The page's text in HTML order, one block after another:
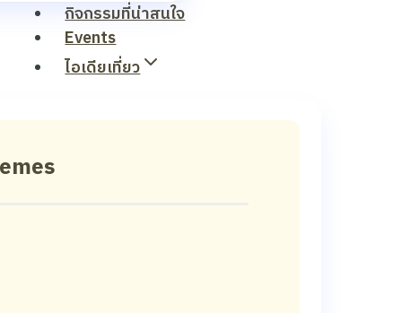
กิจกรรมที่น่าสนใจ
Events
ไอเดียเที่ยว